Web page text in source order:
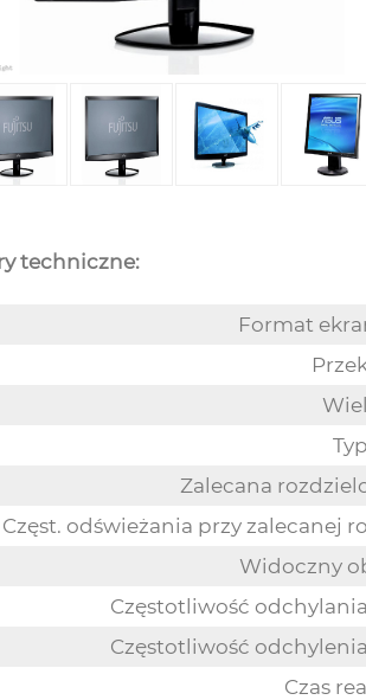
techniczne:
Format
Zalecana
Częst. odświeżania przy zalecanej
Widoczny
Częstotliwość
Częstotliwość
Czas